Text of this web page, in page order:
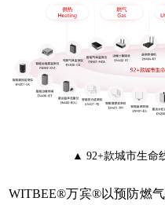
▲ 92+款城市生命
WITBEE®万宾®以预防燃